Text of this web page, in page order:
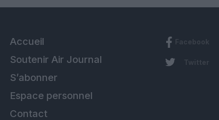
Accueil
Soutenir Air Journal
S’abonner
Espace personnel
Contact